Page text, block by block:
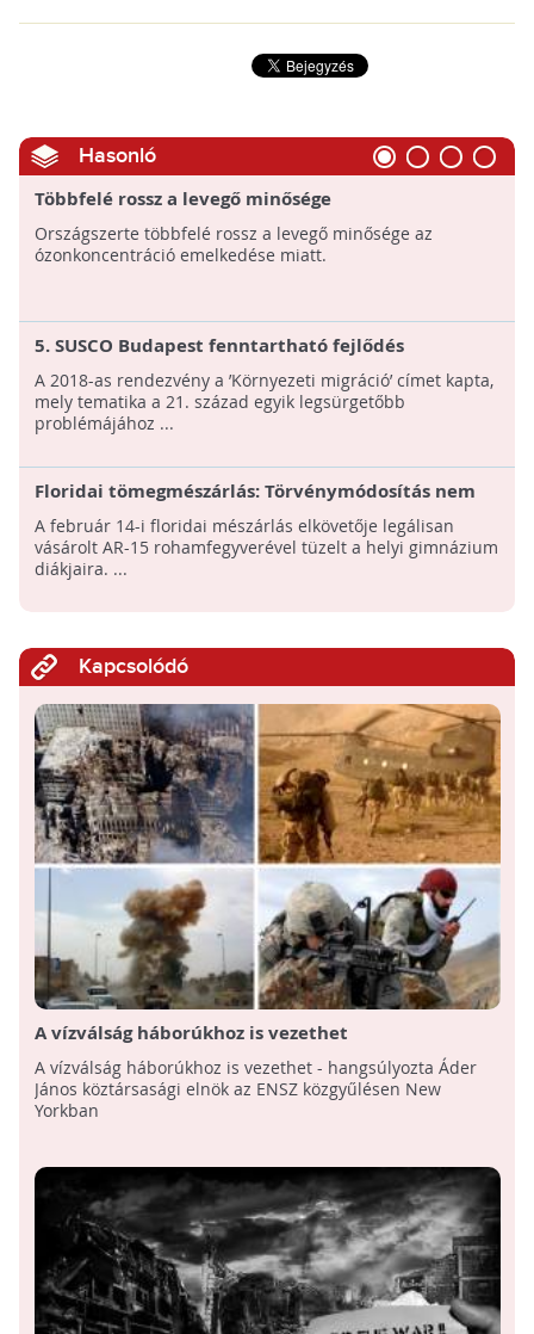
Hasonló
Többfelé rossz a levegő minősége
Országszerte többfelé rossz a levegő minősége az
ózonkoncentráció emelkedése miatt.
5. SUSCO Budapest fenntartható fejlődés
konferencia
A 2018-as rendezvény a ’Környezeti migráció’ címet kapta,
mely tematika a 21. század egyik legsürgetőbb
problémájához ...
Floridai tömegmészárlás: Törvénymódosítás nem
várható, de Trump szerint a videojátékok
hibáztathatóak
A február 14-i floridai mészárlás elkövetője legálisan
vásárolt AR-15 rohamfegyverével tüzelt a helyi gimnázium
diákjaira. ...
Kapcsolódó
A vízválság háborúkhoz is vezethet
A vízválság háborúkhoz is vezethet - hangsúlyozta Áder
János köztársasági elnök az ENSZ közgyűlésen New
Yorkban